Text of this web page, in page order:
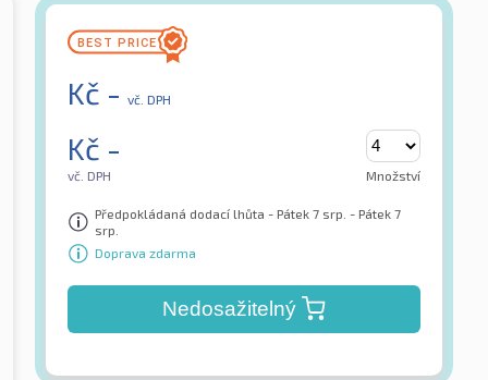
Kč - vč. DPH
Kč -
vč. DPH Množství
Předpokládaná dodací lhůta - Pátek 7 srp. - Pátek 7
srp.
Doprava zdarma
Nedosažitelný